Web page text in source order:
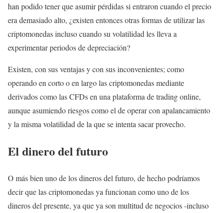
han podido tener que asumir pérdidas si entraron cuando el precio
era demasiado alto, ¿existen entonces otras formas de utilizar las
criptomonedas incluso cuando su volatilidad les lleva a
experimentar periodos de depreciación?
Existen, con sus ventajas y con sus inconvenientes; como
operando en corto o en largo las criptomonedas mediante
derivados como las CFDs en una plataforma de trading online,
aunque asumiendo riesgos como el de operar con apalancamiento
y la misma volatilidad de la que se intenta sacar provecho.
El dinero del futuro
O más bien uno de los dineros del futuro, de hecho podríamos
decir que las criptomonedas ya funcionan como uno de los
dineros del presente, ya que ya son multitud de negocios -incluso